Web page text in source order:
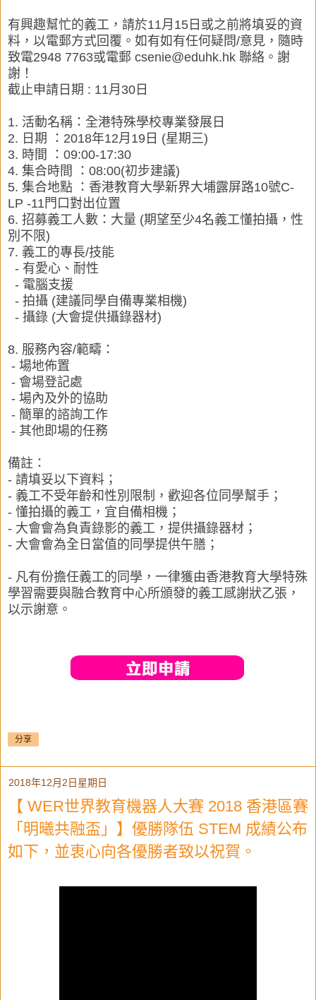
有興趣幫忙的義工，請於11月15日或之前將填妥的資
料，以電郵方式回覆。如有如有任何疑問/意見，隨時
致電2948 7763或電郵 csenie@eduhk.hk 聯絡。謝
謝！
截止申請日期 : 11月30日
1. 活動名稱：全港特殊學校專業發展日
2. 日期 ：2018年12月19日 (星期三)
3. 時間 ：09:00-17:30
4. 集合時間 ：08:00(初步建議)
5. 集合地點 ：香港教育大學新界大埔露屏路10號C-
LP -11門口對出位置
6. 招募義工人數：大量 (期望至少4名義工懂拍攝，性
別不限)
7. 義工的專長/技能
- 有愛心、耐性
- 電腦支援
- 拍攝 (建議同學自備專業相機)
- 攝錄 (大會提供攝錄器材)
8. 服務內容/範疇：
- 場地佈置
- 會場登記處
- 場內及外的協助
- 簡單的諮詢工作
- 其他即場的任務
備註：
- 請填妥以下資料；
- 義工不受年齡和性別限制，歡迎各位同學幫手；
- 懂拍攝的義工，宜自備相機；
- 大會會為負責錄影的義工，提供攝錄器材；
- 大會會為全日當值的同學提供午膳；
- 凡有份擔任義工的同學，一律獲由香港教育大學特殊
學習需要與融合教育中心所頒發的義工感謝狀乙張，
以示謝意。
分享
2018年12月2日星期日
【 WER世界教育機器人大賽 2018 香港區賽
「明曦共融盃」】優勝隊伍 STEM 成績公布
如下，並衷心向各優勝者致以祝賀。